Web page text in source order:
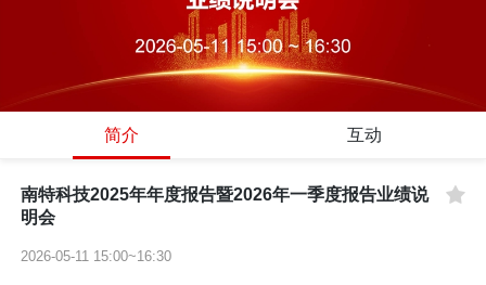
简介 互动
南特科技2025年年度报告暨2026年一季度报告业绩说
明会
2026-05-11 15:00~16:30